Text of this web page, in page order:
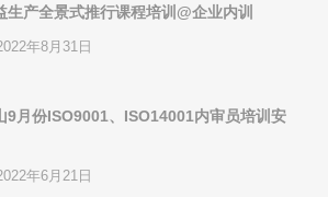
生产全景式推行课程培训@企业内训
年8月31日
9月份ISO9001、ISO14001内审员培训安
年6月21日